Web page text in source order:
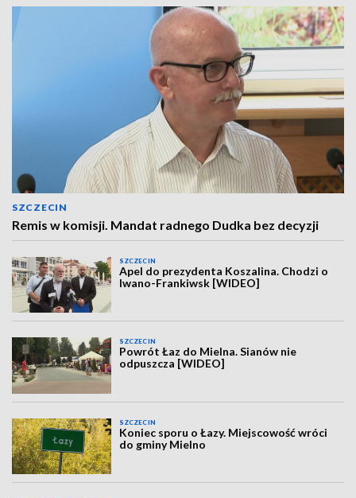
SZCZECIN
Remis w komisji. Mandat radnego Dudka bez decyzji
SZCZECIN
Apel do prezydenta Koszalina. Chodzi o
Iwano-Frankiwsk [WIDEO]
SZCZECIN
Powrót Łaz do Mielna. Sianów nie
odpuszcza [WIDEO]
SZCZECIN
Koniec sporu o Łazy. Miejscowość wróci
do gminy Mielno